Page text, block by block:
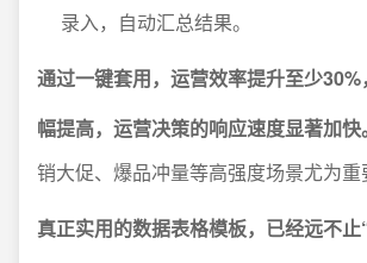
录入，自动汇总结果。
通过一键套用，运营效率提升至少
幅提高，运营决策的响应速度显著加快。
销大促、爆品冲量等高强度场景尤为重
真正实用的数据表格模板，已经远不